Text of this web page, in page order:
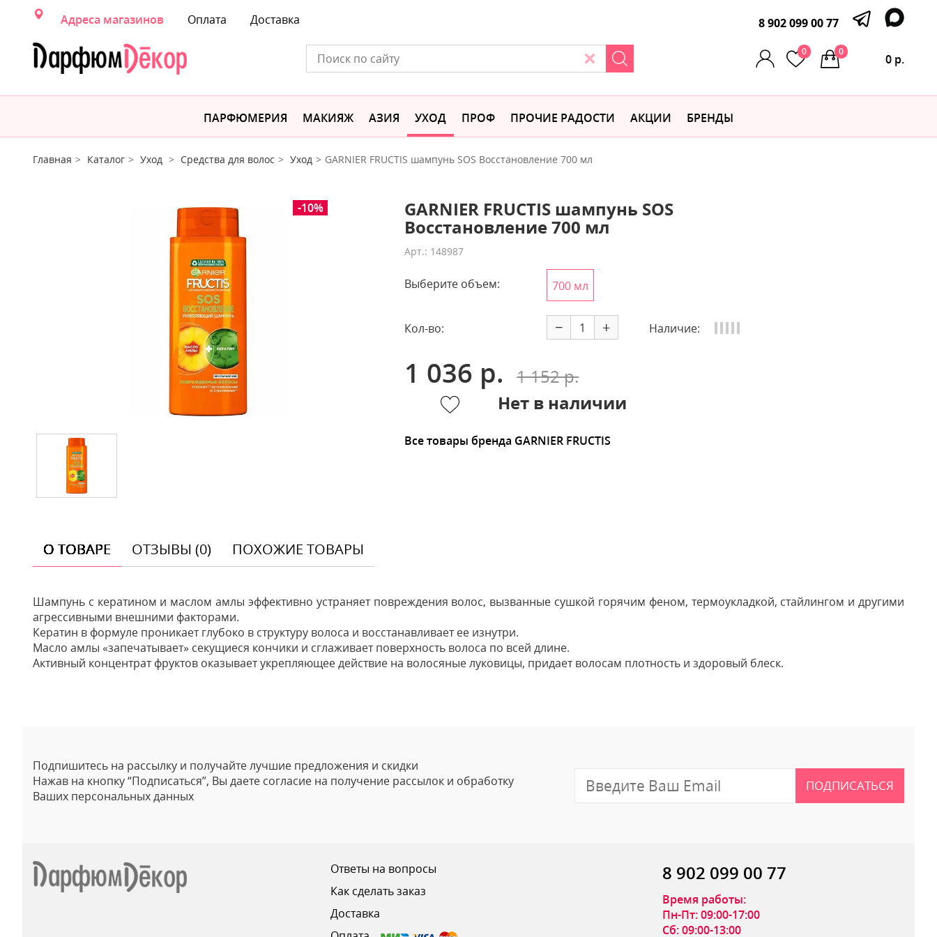
Адреса магазинов Оплата Доставка 8 902 099 00 77
0
0 р.
0
ПАРФЮМЕРИЯ МАКИЯЖ АЗИЯ УХОД ПРОФ ПРОЧИЕ РАДОСТИ АКЦИИ БРЕНДЫ
Главная Каталог Уход Средства для волос Уход GARNIER FRUCTIS шампунь SOS Восстановление 700 мл
-10% GARNIER FRUCTIS шампунь SOS
Восстановление 700 мл
Арт.: 148987
Выберите объем: 700 мл
Кол-во: − + Наличие:
1 036 р.
1 152 р.
Нет в наличии
Все товары бренда GARNIER FRUCTIS
О ТОВАРЕ ОТЗЫВЫ (0) ПОХОЖИЕ ТОВАРЫ
Шампунь с кератином и маслом амлы эффективно устраняет повреждения волос, вызванные сушкой горячим феном, термоукладкой, стайлингом и другими
агрессивными внешними факторами.
Кератин в формуле проникает глубоко в структуру волоса и восстанавливает ее изнутри.
Масло амлы «запечатывает» секущиеся кончики и сглаживает поверхность волоса по всей длине.
Активный концентрат фруктов оказывает укрепляющее действие на волосяные луковицы, придает волосам плотность и здоровый блеск.
Подпишитесь на рассылку и получайте лучшие предложения и скидки
Нажав на кнопку “Подписаться”, Вы даете согласие на получение рассылок и обработку
Ваших персональных данных
ПОДПИСАТЬСЯ
Ответы на вопросы
Как сделать заказ
Доставка
8 902 099 00 77
Время работы:
Пн-Пт: 09:00-17:00
Сб: 09:00-13:00